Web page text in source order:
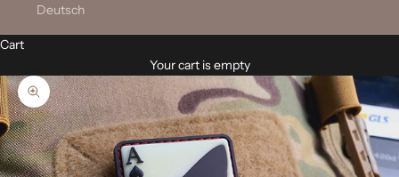
Deutsch
Cart
Your cart is empty
Zoom picture